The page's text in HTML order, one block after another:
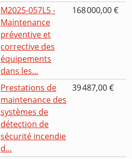
M2025-057L5 -
Maintenance
préventive et
corrective des
équipements
dans les...
168 000,00 €
Prestations de
maintenance des
systèmes de
détection de
sécurité incendie
d...
39 487,00 €